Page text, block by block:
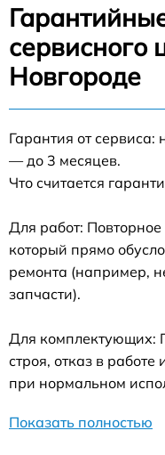
сервисного
Новгороде
Гарантия от
— до 3 месяцев.
Что считается
Для работ:
который прямо
ремонта (например,
запчасти).
Для комплектующих:
строя, отказ в
при нормальном
Показать полностью